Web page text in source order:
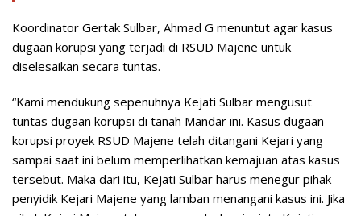
Koordinator Gertak Sulbar, Ahmad G menuntut agar kasus
dugaan korupsi yang terjadi di RSUD Majene untuk
diselesaikan secara tuntas.
“Kami mendukung sepenuhnya Kejati Sulbar mengusut
tuntas dugaan korupsi di tanah Mandar ini. Kasus dugaan
korupsi proyek RSUD Majene telah ditangani Kejari yang
sampai saat ini belum memperlihatkan kemajuan atas kasus
tersebut. Maka dari itu, Kejati Sulbar harus menegur pihak
penyidik Kejari Majene yang lamban menangani kasus ini. Jika